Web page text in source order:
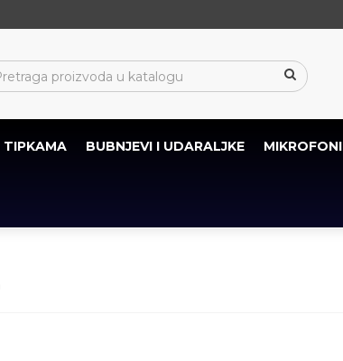
TIPKAMA BUBNJEVI I UDARALJKE MIKROFONI